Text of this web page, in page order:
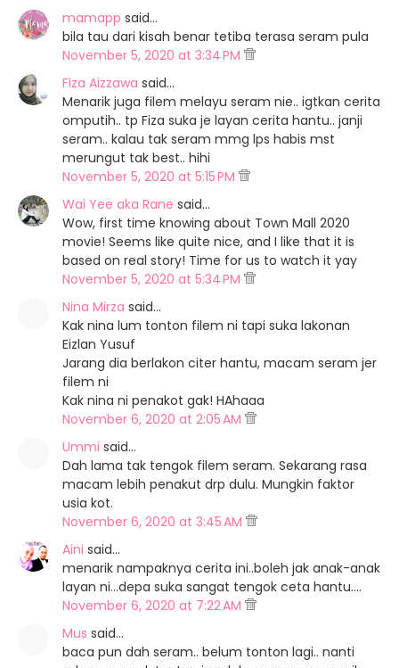
mamapp said…
bila tau dari kisah benar tetiba terasa seram pula
November 5, 2020 at 3:34 PM
Fiza Aizzawa said…
Menarik juga filem melayu seram nie.. igtkan cerita
omputih.. tp Fiza suka je layan cerita hantu.. janji
seram.. kalau tak seram mmg lps habis mst
merungut tak best.. hihi
November 5, 2020 at 5:15 PM
Wai Yee aka Rane said…
Wow, first time knowing about Town Mall 2020
movie! Seems like quite nice, and I like that it is
based on real story! Time for us to watch it yay
November 5, 2020 at 5:34 PM
Nina Mirza said…
Kak nina lum tonton filem ni tapi suka lakonan
Eizlan Yusuf
Jarang dia berlakon citer hantu, macam seram jer
filem ni
Kak nina ni penakot gak! HAhaaa
November 6, 2020 at 2:05 AM
Ummi said…
Dah lama tak tengok filem seram. Sekarang rasa
macam lebih penakut drp dulu. Mungkin faktor
usia kot.
November 6, 2020 at 3:45 AM
Aini said…
menarik nampaknya cerita ini..boleh jak anak-anak
layan ni...depa suka sangat tengok ceta hantu....
November 6, 2020 at 7:22 AM
Mus said…
baca pun dah seram.. belum tonton lagi.. nanti